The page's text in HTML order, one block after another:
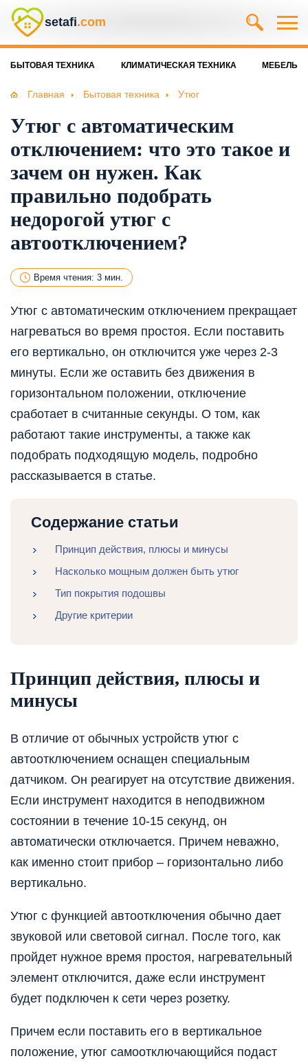
setafi.com
БЫТОВАЯ ТЕХНИКА КЛИМАТИЧЕСКАЯ ТЕХНИКА МЕБЕЛЬ
Главная Бытовая техника Утюг
Утюг с автоматическим
отключением: что это такое и
зачем он нужен. Как
правильно подобрать
недорогой утюг с
автоотключением?
Время чтения: 3 мин.
Утюг с автоматическим отключением прекращает
нагреваться во время простоя. Если поставить
его вертикально, он отключится уже через 2-3
минуты. Если же оставить без движения в
горизонтальном положении, отключение
сработает в считанные секунды. О том, как
работают такие инструменты, а также как
подобрать подходящую модель, подробно
рассказывается в статье.
Содержание статьи
Принцип действия, плюсы и минусы
Насколько мощным должен быть утюг
Тип покрытия подошвы
Другие критерии
Принцип действия, плюсы и
минусы
В отличие от обычных устройств утюг с
автоотключением оснащен специальным
датчиком. Он реагирует на отсутствие движения.
Если инструмент находится в неподвижном
состоянии в течение 10-15 секунд, он
автоматически отключается. Причем неважно,
как именно стоит прибор – горизонтально либо
вертикально.
Утюг с функцией автоотключения обычно дает
звуковой или световой сигнал. После того, как
пройдет нужное время простоя, нагревательный
элемент отключится, даже если инструмент
будет подключен к сети через розетку.
Причем если поставить его в вертикальное
положение, утюг самоотключающийся подаст